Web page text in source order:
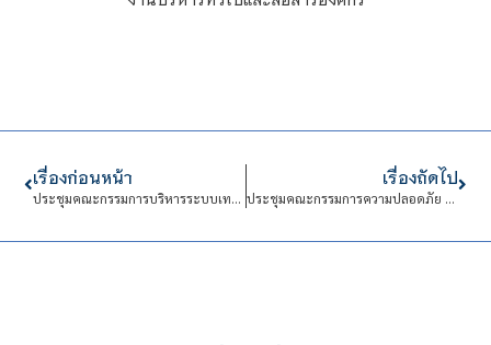
เรื่องก่อนหน้า
ประชุมคณะกรรมการบริหารระบบเทคโนโลยีสารสนเทศ
เรื่องถัดไป
ประชุมคณะกรรมการความปลอดภัย อาชีวอนามัย และสภาพแวดล้อม (คปอ.) โรงเรียนจิตรลดาวิชาชีพ ครั้งที่ 1 ประจำปี 2567